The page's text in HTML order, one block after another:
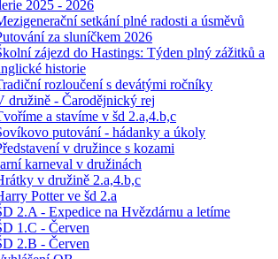
2025 - 2026
setkání plné radosti a úsměvů
za sluníčkem 2026
zájezd do Hastings: Týden plný zážitků a
historie
rozloučení s devátými ročníky
družině - Čarodějnický rej
a stavíme v šd 2.a,4.b,c
putování - hádanky a úkoly
v družince s kozami
karneval v družinách
v družině 2.a,4.b,c
Potter ve šd 2.a
2.A - Expedice na Hvězdárnu a letíme
1.C - Červen
2.B - Červen